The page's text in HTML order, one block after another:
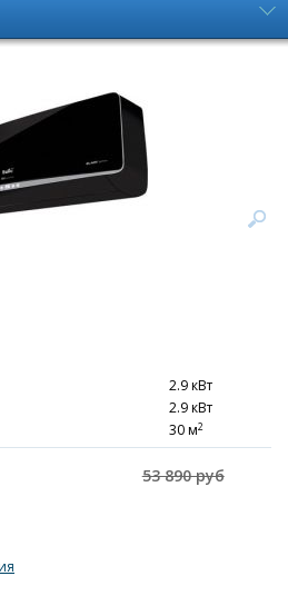
2.9 кВт
2.9 кВт
30 м2
53 890 руб